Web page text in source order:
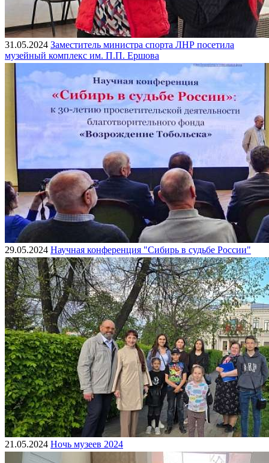
31.05.2024 Заместитель министра спорта ЛНР посетила
музейный комплекс им. П.П. Ершова
29.05.2024 Научная конференция "Сибирь в судьбе России"
21.05.2024 Ночь музеев 2024